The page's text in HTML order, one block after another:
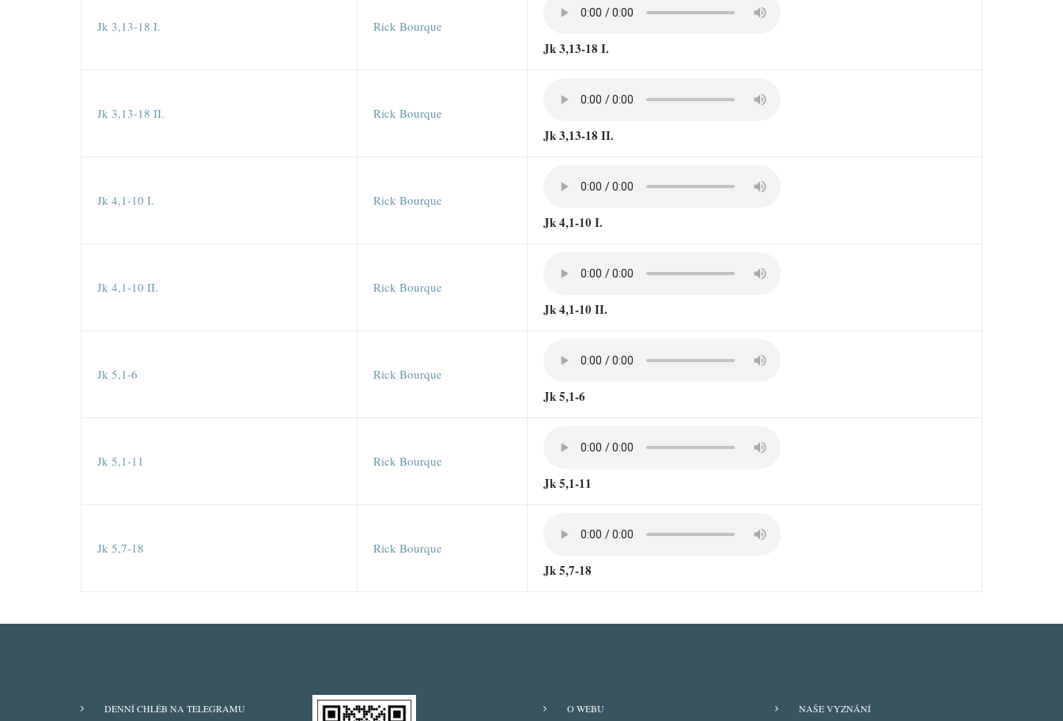
Jk 3,13-18 I. Rick Bourque
Jk 3,13-18 I.
Jk 3,13-18 II. Rick Bourque
Jk 3,13-18 II.
Jk 4,1-10 I. Rick Bourque
Jk 4,1-10 I.
Jk 4,1-10 II. Rick Bourque
Jk 4,1-10 II.
Jk 5,1-6 Rick Bourque
Jk 5,1-6
Jk 5,1-11 Rick Bourque
Jk 5,1-11
Jk 5,7-18 Rick Bourque
Jk 5,7-18
ODBĚRY
DENNÍ CHLÉB NA TELEGRAMU O WEBU
FOOTER
NAŠE VYZNÁNÍ